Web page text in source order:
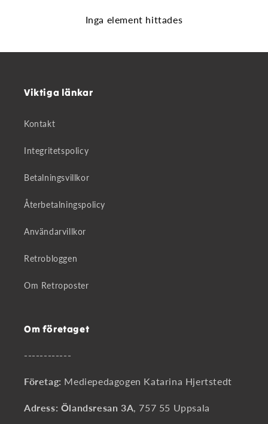
Inga element hittades
Viktiga länkar
Kontakt
Integritetspolicy
Betalningsvillkor
Återbetalningspolicy
Användarvillkor
Retrobloggen
Om Retroposter
Om företaget
------------
Företag: Mediepedagogen Katarina Hjertstedt
Adress: Ölandsresan 3A, 757 55 Uppsala